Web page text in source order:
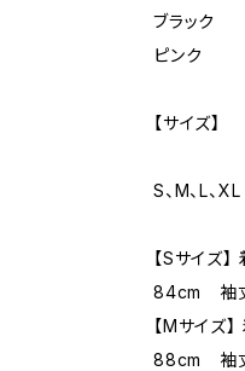
ブラック
ピンク
【サイズ】
S、M、L、XL
【Sサイ
84cm 袖
【Mサイ
88cm 袖